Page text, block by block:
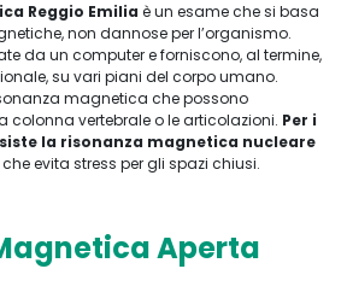
Reggio Emilia è un esame che si basa
non dannose per l’organismo.
da un computer e forniscono, al termine,
su vari piani del corpo umano.
magnetica che possono
colonna vertebrale o le articolazioni. Per i
la risonanza magnetica nucleare
evita stress per gli spazi chiusi.
Aperta